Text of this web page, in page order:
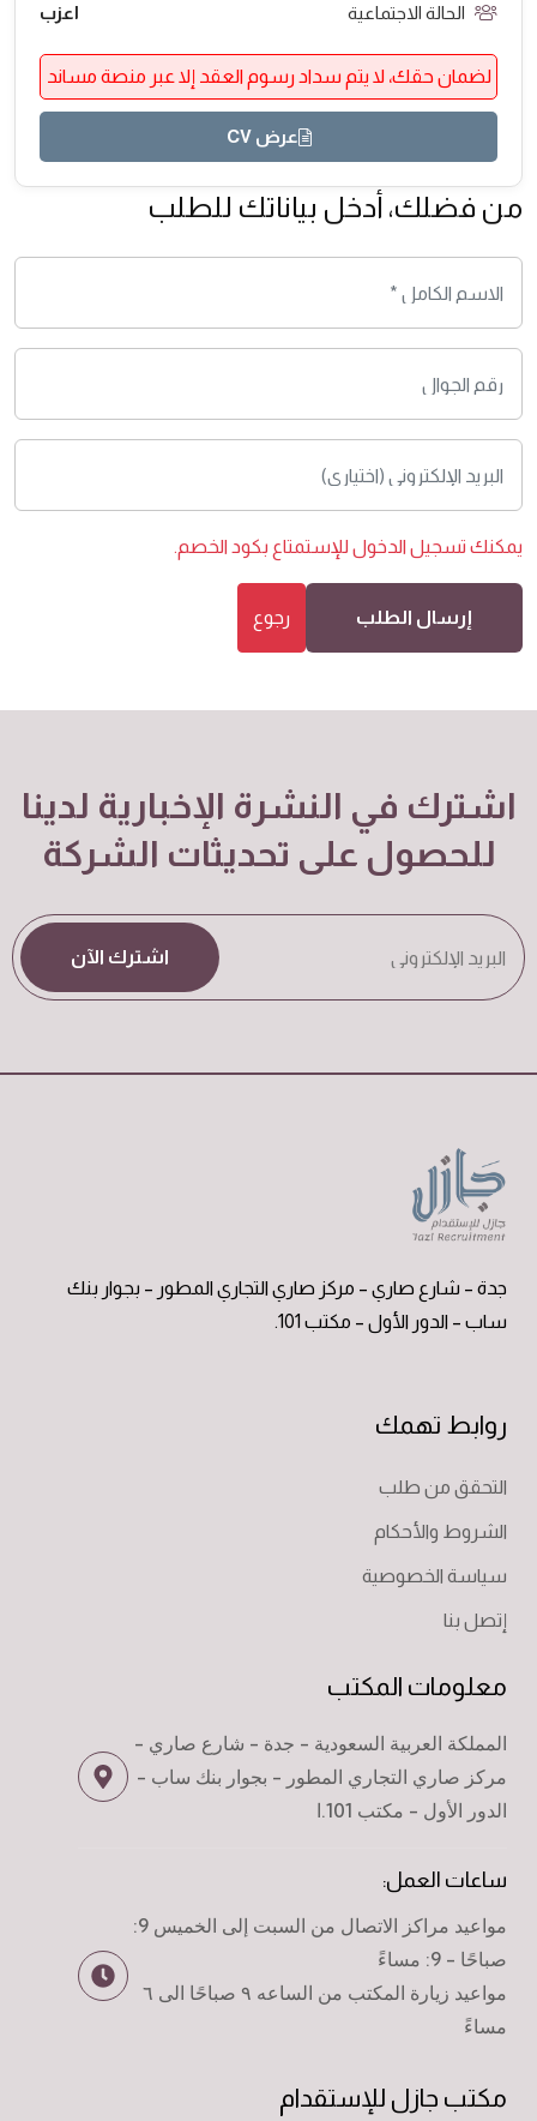
الحالة الاجتماعية اعزب
لضمان حقك، لا يتم سداد رسوم العقد إلا عبر منصة مساند
عرض CV
من فضلك، أدخل بياناتك للطلب
يمكنك تسجيل الدخول للإستمتاع بكود الخصم.
إرسال الطلب رجوع
اشترك في النشرة الإخبارية لدينا
للحصول على تحديثات الشركة
اشترك الآن
جدة – شارع صاري – مركز صاري التجاري المطور – بجوار بنك
ساب – الدور الأول – مكتب 101.
روابط تهمك
التحقق من طلب
الشروط والأحكام
سياسة الخصوصية
إتصل بنا
معلومات المكتب
المملكة العربية السعودية - جدة - شارع صاري -
مركز صاري التجاري المطور - بجوار بنك ساب -
الدور الأول - مكتب 101.ا
ساعات العمل:
مواعيد مراكز الاتصال من السبت إلى الخميس 9:
صباحًا - 9: مساءً
مواعيد زيارة المكتب من الساعه ٩ صباحًا الى ٦
مساءً
مكتب جازل للإستقدام